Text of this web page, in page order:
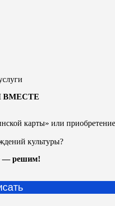
карты» или
культуры?
— решим!